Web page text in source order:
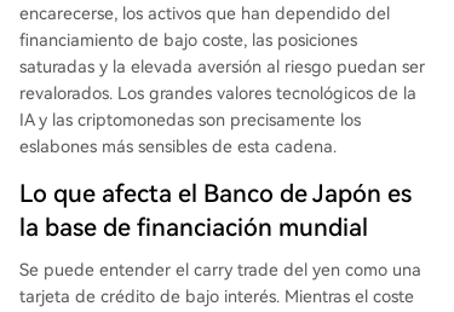
encarecerse, los activos que han dependido del
financiamiento de bajo coste, las posiciones
saturadas y la elevada aversión al riesgo puedan ser
revalorados. Los grandes valores tecnológicos de la
IA y las criptomonedas son precisamente los
eslabones más sensibles de esta cadena.
Lo que afecta el Banco de Japón es
la base de financiación mundial
Se puede entender el carry trade del yen como una
tarjeta de crédito de bajo interés. Mientras el coste